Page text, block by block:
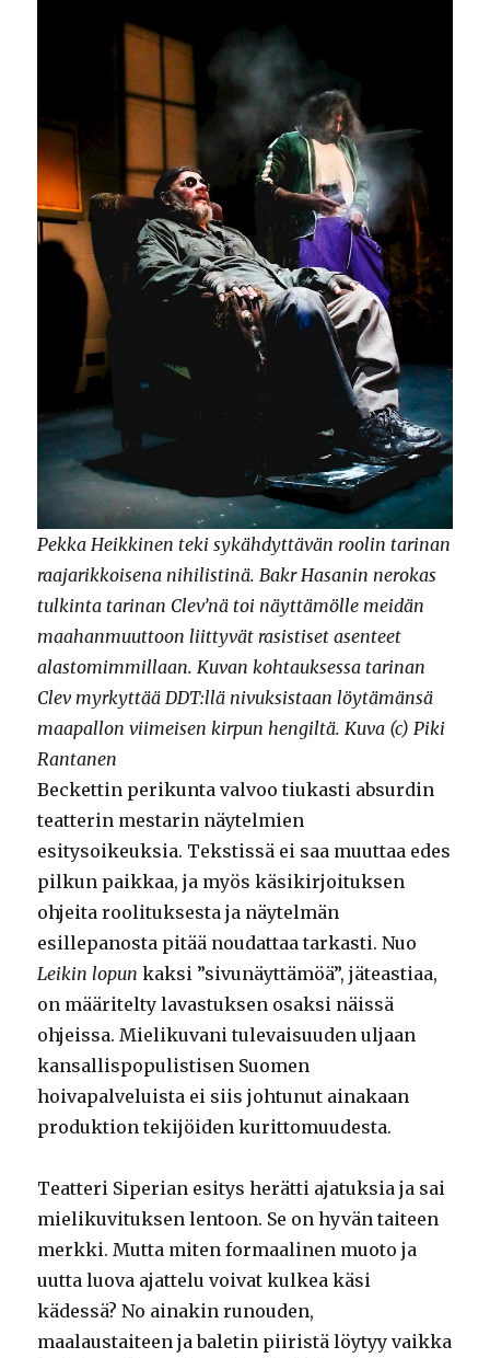
Pekka Heikkinen teki sykähdyttävän roolin tarinan
raajarikkoisena nihilistinä. Bakr Hasanin nerokas
tulkinta tarinan Clev’nä toi näyttämölle meidän
maahanmuuttoon liittyvät rasistiset asenteet
alastomimmillaan. Kuvan kohtauksessa tarinan
Clev myrkyttää DDT:llä nivuksistaan löytämänsä
maapallon viimeisen kirpun hengiltä. Kuva (c) Piki
Rantanen
Beckettin perikunta valvoo tiukasti absurdin
teatterin mestarin näytelmien
esitysoikeuksia. Tekstissä ei saa muuttaa edes
pilkun paikkaa, ja myös käsikirjoituksen
ohjeita roolituksesta ja näytelmän
esillepanosta pitää noudattaa tarkasti. Nuo
Leikin lopunkaksi ”sivunäyttämöä”, jäteastiaa,
on määritelty lavastuksen osaksi näissä
ohjeissa. Mielikuvani tulevaisuuden uljaan
kansallispopulistisen Suomen
hoivapalveluista ei siis johtunut ainakaan
produktion tekijöiden kurittomuudesta.
Teatteri Siperian esitys herätti ajatuksia ja sai
mielikuvituksen lentoon. Se on hyvän taiteen
merkki. Mutta miten formaalinen muoto ja
uutta luova ajattelu voivat kulkea käsi
kädessä? No ainakin runouden,
maalaustaiteen ja baletin piiristä löytyy vaikka